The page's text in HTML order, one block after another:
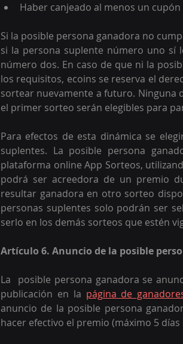
Haber canjeado al menos un
Si la posible persona ganadora no
si la persona suplente número uno sí
número dos. En caso de que ni la
los requisitos, ecoins se reserva el
sortear nuevamente a futuro. Ninguna
el primer sorteo serán elegibles para
Para efectos de esta dinámica se
suplentes. La posible persona
plataforma online App Sorteos,
podrá ser acreedora de un premio
resultar ganadora en otro sorteo
personas suplentes solo podrán ser
serlo en los demás sorteos que estén
Artículo 6. Anuncio de la posible
La  posible persona ganadora se
publicación en la página de
anuncio de la posible persona
hacer efectivo el premio (máximo 5